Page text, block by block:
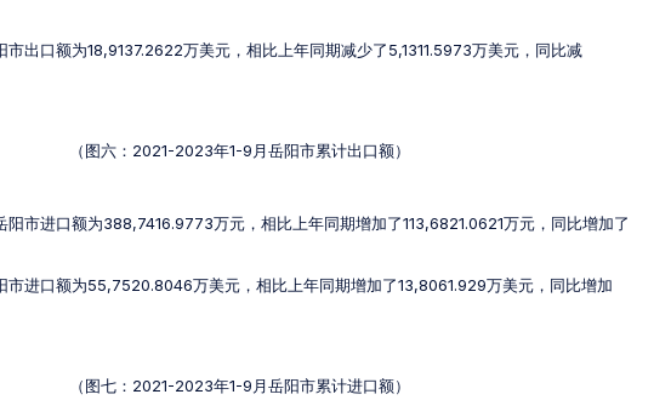
出口额为18,9137.2622万美元，相比上年同期减少了5,1311.5973万美元，同比减
（图六：2021-2023年1-9月岳阳市累计出口额）
市进口额为388,7416.9773万元，相比上年同期增加了113,6821.0621万元，同比增加了
市进口额为55,7520.8046万美元，相比上年同期增加了13,8061.929万美元，同比增加
（图七：2021-2023年1-9月岳阳市累计进口额）